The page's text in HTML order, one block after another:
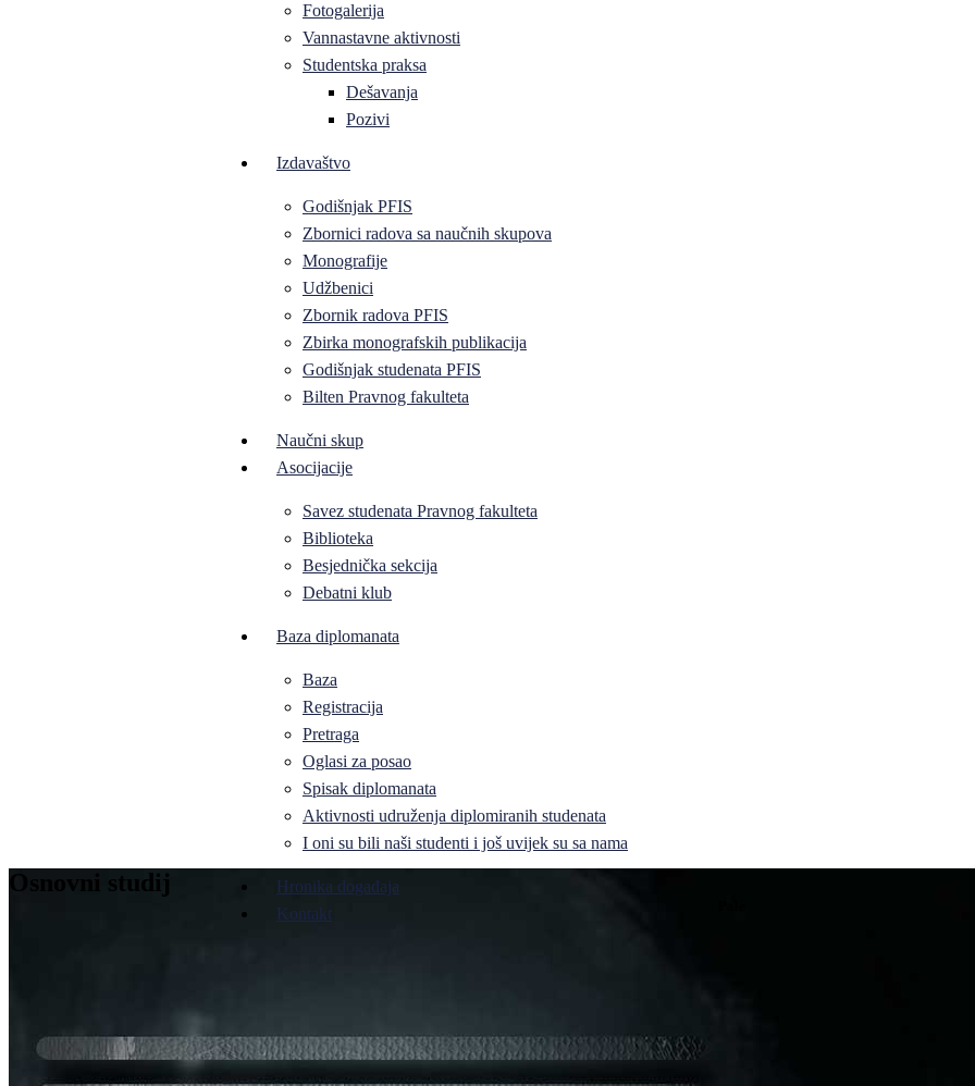
Fotogalerija
Vannastavne aktivnosti
Studentska praksa
Dešavanja
Pozivi
Izdavaštvo
Godišnjak PFIS
Zbornici radova sa naučnih skupova
Monografije
Udžbenici
Zbornik radova PFIS
Zbirka monografskih publikacija
Godišnjak studenata PFIS
Bilten Pravnog fakulteta
Naučni skup
Asocijacije
Savez studenata Pravnog fakulteta
Biblioteka
Besjednička sekcija
Debatni klub
Baza diplomanata
Baza
Registracija
Pretraga
Oglasi za posao
Spisak diplomanata
Aktivnosti udruženja diplomiranih studenata
I oni su bili naši studenti i još uvijek su sa nama
Hronika događaja
Kontakt
Osnovni studij